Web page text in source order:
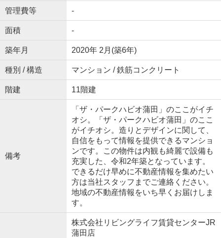
管理費等 -
面積 -
築年月 2020年 2月(築6年)
種別 / 構造 マンション / 鉄筋コンクリート
階建 11階建
備考
「ザ・パークハビオ蒲田」のここがイチ
オシ。「ザ・パークハビオ蒲田」のここ
がイチオシ。造りとデザインに関して、
自信をもって情報を提供できるマンショ
ンです。この物件は内観も綺麗で設備も
充実した、令和2年築となっています。
できるだけ早めに不動産情報を集めたい
方は当社スタッフまでご連絡ください。
地域の不動産情報をいち早くお届けしま
す。
株式会社リビングライフ賃貸センターJR
蒲田店